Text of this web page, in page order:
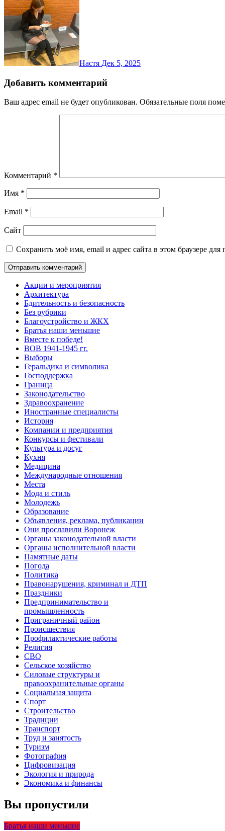
Настя Дек 5, 2025
Добавить комментарий
Ваш адрес email не будет опубликован. Обязательные поля
Комментарий *
Имя *
Email *
Сайт
Сохранить моё имя, email и адрес сайта в этом браузере
Акции и мероприятия
Архитектура
Бдительность и безопасность
Без рубрики
Благоустройство и ЖКХ
Братья наши меньшие
Вместе к победе!
ВОВ 1941-1945 гг.
Выборы
Геральдика и символика
Господдержка
Граница
Законодательство
Здравоохранение
Иностранные специалисты
История
Компании и предприятия
Конкурсы и фестивали
Культура и досуг
Кухня
Медицина
Международные отношения
Места
Мода и стиль
Молодежь
Образование
Объявления, реклама, публикации
Они прославили Воронеж
Органы законодательной власти
Органы исполнительной власти
Памятные даты
Погода
Политика
Правонарушения, криминал и ДТП
Праздники
Предпринимательство и
промышленность
Приграничный район
Происшествия
Профилактические работы
Религия
СВО
Сельское хозяйство
Силовые структуры и
правоохранительные органы
Социальная защита
Спорт
Строительство
Традиции
Транспорт
Труд и занятость
Туризм
Фотография
Цифровизация
Экология и природа
Экономика и финансы
Вы пропустили
Братья наши меньшие